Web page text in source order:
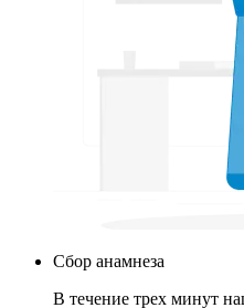
Сбор анамнеза
В течение трех минут